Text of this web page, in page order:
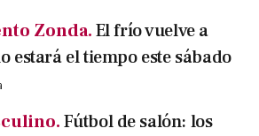
Zonda.El frío vuelve a
estará el tiempo este sábado
Fútbol de salón: los